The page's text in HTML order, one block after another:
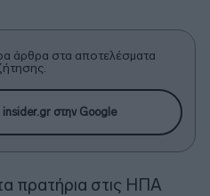
άρθρα στα αποτελέσματα
στην Google
πρατήρια στις ΗΠΑ